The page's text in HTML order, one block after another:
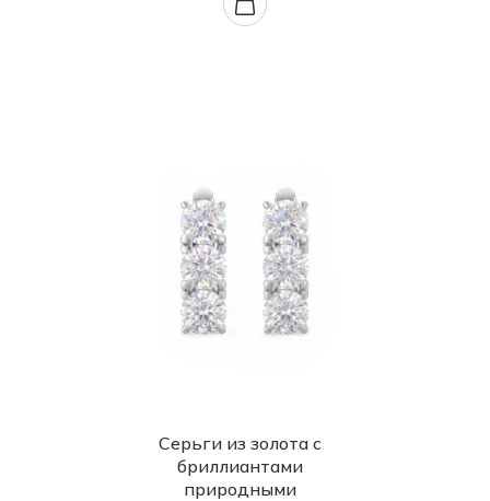
Серьги из золота с
бриллиантами
природными